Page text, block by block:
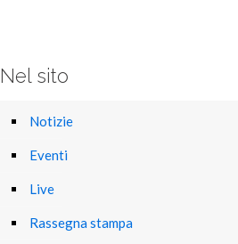
Nel sito
Notizie
Eventi
Live
Rassegna stampa